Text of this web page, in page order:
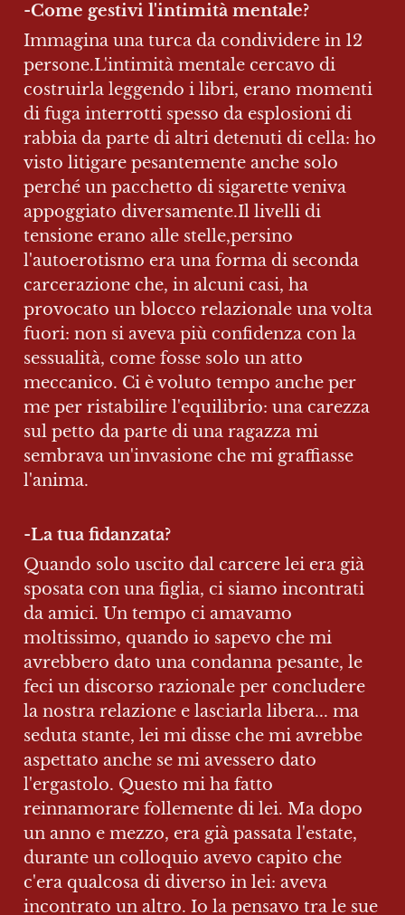
-Come gestivi l'intimità mentale?
Immagina una turca da condividere in 12
persone.L'intimità mentale cercavo di
costruirla leggendo i libri, erano momenti
di fuga interrotti spesso da esplosioni di
rabbia da parte di altri detenuti di cella: ho
visto litigare pesantemente anche solo
perché un pacchetto di sigarette veniva
appoggiato diversamente.Il livelli di
tensione erano alle stelle,persino
l'autoerotismo era una forma di seconda
carcerazione che, in alcuni casi, ha
provocato un blocco relazionale una volta
fuori: non si aveva più confidenza con la
sessualità, come fosse solo un atto
meccanico. Ci è voluto tempo anche per
me per ristabilire l'equilibrio: una carezza
sul petto da parte di una ragazza mi
sembrava un'invasione che mi graffiasse
l'anima.
-La tua fidanzata?
Quando solo uscito dal carcere lei era già
sposata con una figlia, ci siamo incontrati
da amici. Un tempo ci amavamo
moltissimo, quando io sapevo che mi
avrebbero dato una condanna pesante, le
feci un discorso razionale per concludere
la nostra relazione e lasciarla libera... ma
seduta stante, lei mi disse che mi avrebbe
aspettato anche se mi avessero dato
l'ergastolo. Questo mi ha fatto
reinnamorare follemente di lei. Ma dopo
un anno e mezzo, era già passata l'estate,
durante un colloquio avevo capito che
c'era qualcosa di diverso in lei: aveva
incontrato un altro. Io la pensavo tra le sue